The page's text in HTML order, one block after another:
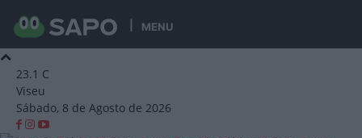
MENU
23.1 C
Viseu
Sábado, 8 de Agosto de 2026